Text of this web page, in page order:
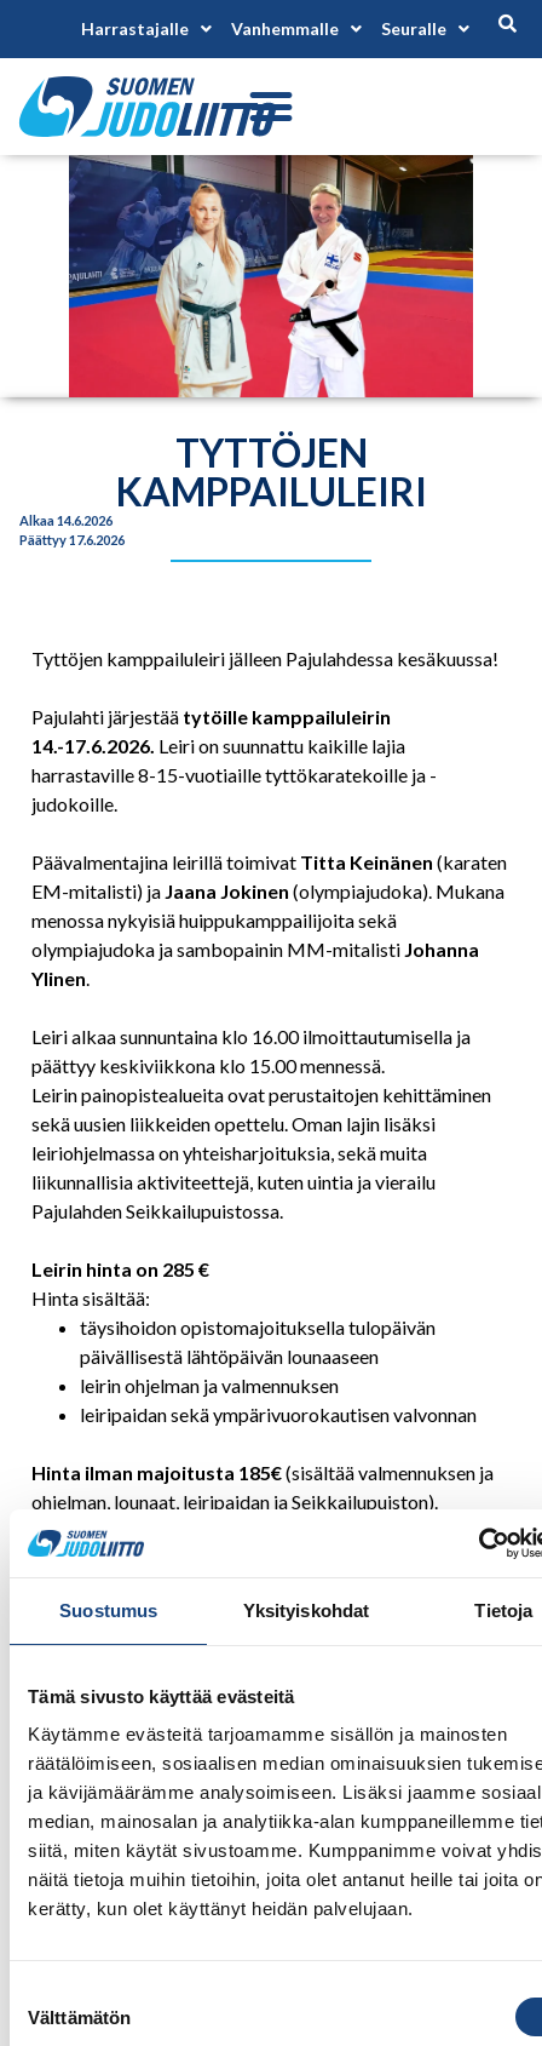
Suostumus Yksityiskohdat Tietoja
Tämä sivusto käyttää evästeitä
Käytämme evästeitä tarjoamamme sisällön ja mainosten
räätälöimiseen, sosiaalisen median ominaisuuksien
ja kävijämäärämme analysoimiseen. Lisäksi jaamme
median, mainosalan ja analytiikka-alan kumppaneillemme
siitä, miten käytät sivustoamme. Kumppanimme voivat
näitä tietoja muihin tietoihin, joita olet antanut heille tai joita
kerätty, kun olet käyttänyt heidän palvelujaan.
valinta
Välttämätön
Harrastajalle Vanhemmalle Seuralle
TYTTÖJEN
KAMPPAILULEIRI
Alkaa 14.6.2026
Päättyy 17.6.2026
Tyttöjen kamppailuleiri jälleen Pajulahdessa kesäkuussa!
Pajulahti järjestää tytöille kamppailuleirin
14.-17.6.2026. Leiri on suunnattu kaikille lajia
harrastaville 8-15-vuotiaille tyttökaratekoille ja -
judokoille.
Päävalmentajina leirillä toimivat Titta Keinänen (karaten
EM-mitalisti) ja Jaana Jokinen (olympiajudoka). Mukana
menossa nykyisiä huippukamppailijoita sekä
olympiajudoka ja sambopainin MM-mitalisti Johanna
Ylinen.
Leiri alkaa sunnuntaina klo 16.00 ilmoittautumisella ja
päättyy keskiviikkona klo 15.00 mennessä.
Leirin painopistealueita ovat perustaitojen kehittäminen
sekä uusien liikkeiden opettelu. Oman lajin lisäksi
leiriohjelmassa on yhteisharjoituksia, sekä muita
liikunnallisia aktiviteettejä, kuten uintia ja vierailu
Pajulahden Seikkailupuistossa.
Leirin hinta on 285 €
Hinta sisältää:
täysihoidon opistomajoituksella tulopäivän
päivällisestä lähtöpäivän lounaaseen
leirin ohjelman ja valmennuksen
leiripaidan sekä ympärivuorokautisen valvonnan
Hinta ilman majoitusta 185€(sisältää valmennuksen ja
ohjelman, lounaat, leiripaidan ja Seikkailupuiston).
Tutustu myös
nuorten urheilijoiden leirituen hakemiseen >
24.5.2026:https://kolmekampusta.willba.store/event/
tyttojen-kamppailuleiri-judokoille-ja-karatekoille-
Perheenjäsenten majoitukset
Perheenjäsenillä on mahdollisuus majoittua tai
lomailla edullisesti leirin aikana Pajulahdessa. Pyydä
tarjoussari.mikkola@kolmekampusta.fi!
Peruutukset
Ilmoittautuminen on sitova. Sairaustapauksissa tai
palautamme leirimaksun vähennettynä 50 €